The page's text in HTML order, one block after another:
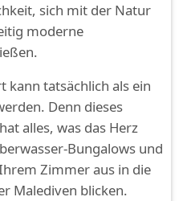
sich mit der Natur
moderne
kann tatsächlich als ein
Denn dieses
alles, was das Herz
Bungalows und
Zimmer aus in die
Malediven blicken.